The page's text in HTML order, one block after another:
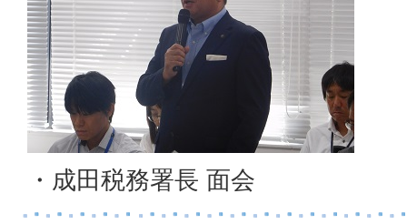
・成田税務署長 面会